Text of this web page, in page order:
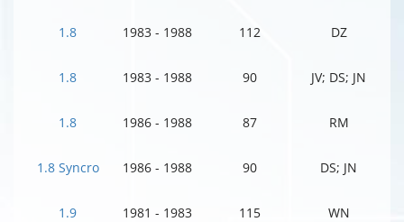
1.8 1983 - 1988 112 DZ
1.8 1983 - 1988 90 JV; DS; JN
1.8 1986 - 1988 87 RM
1.8 Syncro 1986 - 1988 90 DS; JN
1.9 1981 - 1983 115 WN